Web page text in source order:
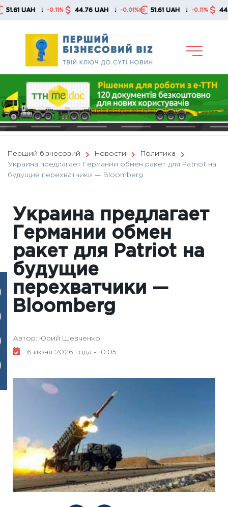
Skip
UAH ↓ -0.11% 44.76 UAH ↓ -0.01% 51.61 UAH ↓ -0.11% 44.76
Перший бізнесовий Новости
Политика
Украина предлагает Германии обмен ракет для Patriot на
будущие перехватчики — Bloomberg
Украина предлагает
Германии обмен
ракет для Patriot на
будущие
перехватчики —
Bloomberg
Автор: Юрий Шевченко
6 июня 2026 года - 10:05